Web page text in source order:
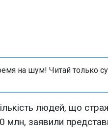
на шум! Читай только
людей, що
млн, заявили